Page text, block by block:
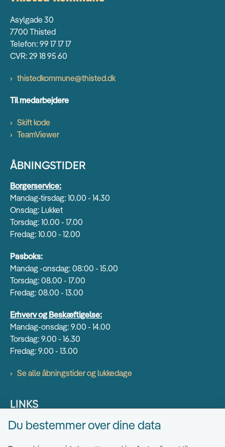
Asylgade 30
7700 Thisted
Telefon: 99 17 17 17
CVR: 29 18 95 60
thistedkommune@thisted.dk
Til medarbejdere
Skift kode
TeamViewer
ÅBNINGSTIDER
Borgerservice:
Mandag-tirsdag: 10.00 - 14.30
Onsdag: Lukket
Torsdag: 10.00 - 17.00
Fredag: 10.00 - 12.00
Pasboks:
Mandag -onsdag: 08:00 - 15.00
Torsdag: 08.00 - 17.00
Fredag: 08.00 - 13.00
Erhverv og Beskæftigelse:
Mandag-onsdag: 9.00 - 14.00
Torsdag: 9.00 - 16.30
Fredag: 9.00 - 13.00
Se alle åbningstider og lukkedage
LINKS
Find EAN numre
Du bestemmer over dine data